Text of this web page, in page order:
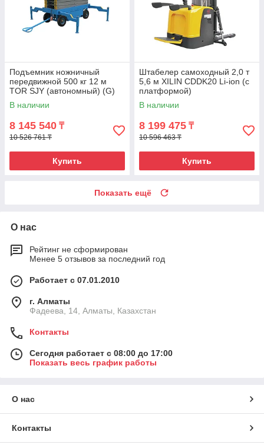
Подъемник ножничный
передвижной 500 кг 12 м
TOR SJY (автономный) (G)
В наличии
8 145 540 ₸
10 526 761 ₸
Купить
Штабелер самоходный 2,0 т
5,6 м XILIN CDDK20 Li-ion (с
платформой)
В наличии
8 199 475 ₸
10 596 463 ₸
Купить
Показать ещё
О нас
Рейтинг не сформирован
Менее 5 отзывов за последний год
Работает с 07.01.2010
г. Алматы
Фадеева, 14, Алматы, Казахстан
Контакты
Сегодня работает с 08:00 до 17:00
Показать весь график работы
О нас
Контакты